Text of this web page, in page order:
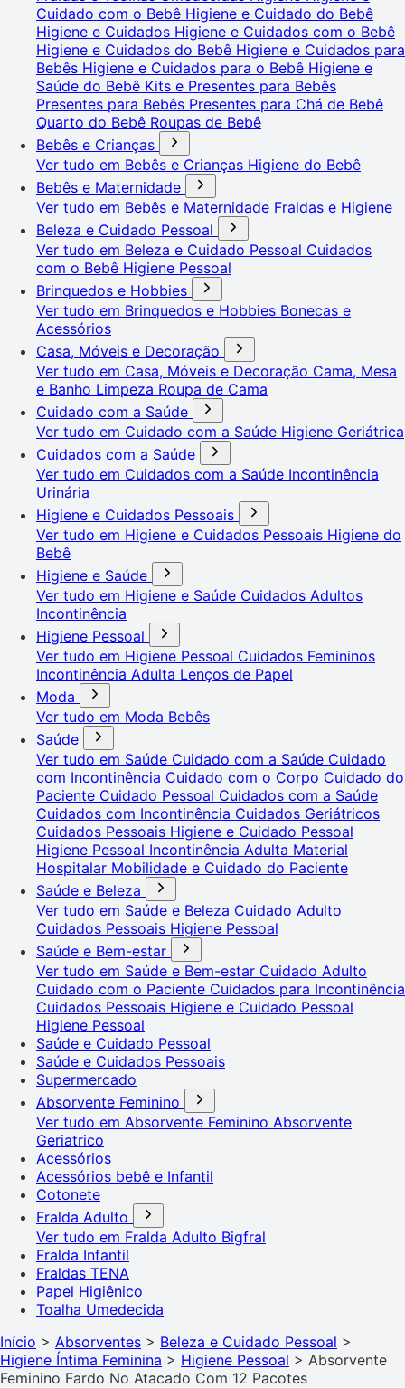
Cuidado com o Bebê Higiene e Cuidado do Bebê
Higiene e Cuidados Higiene e Cuidados com o Bebê
Higiene e Cuidados do Bebê Higiene e Cuidados para
Bebês Higiene e Cuidados para o Bebê Higiene e
Saúde do Bebê Kits e Presentes para Bebês
Presentes para Bebês Presentes para Chá de Bebê
Quarto do Bebê Roupas de Bebê
Bebês e Crianças
Ver tudo em Bebês e Crianças Higiene do Bebê
Bebês e Maternidade
Ver tudo em Bebês e Maternidade Fraldas e Higiene
Beleza e Cuidado Pessoal
Ver tudo em Beleza e Cuidado Pessoal Cuidados
com o Bebê Higiene Pessoal
Brinquedos e Hobbies
Ver tudo em Brinquedos e Hobbies Bonecas e
Acessórios
Casa, Móveis e Decoração
Ver tudo em Casa, Móveis e Decoração Cama, Mesa
e Banho Limpeza Roupa de Cama
Cuidado com a Saúde
Ver tudo em Cuidado com a Saúde Higiene Geriátrica
Cuidados com a Saúde
Ver tudo em Cuidados com a Saúde Incontinência
Urinária
Higiene e Cuidados Pessoais
Ver tudo em Higiene e Cuidados Pessoais Higiene do
Bebê
Higiene e Saúde
Ver tudo em Higiene e Saúde Cuidados Adultos
Incontinência
Higiene Pessoal
Ver tudo em Higiene Pessoal Cuidados Femininos
Incontinência Adulta Lenços de Papel
Moda
Ver tudo em Moda Bebês
Saúde
Ver tudo em Saúde Cuidado com a Saúde Cuidado
com Incontinência Cuidado com o Corpo Cuidado do
Paciente Cuidado Pessoal Cuidados com a Saúde
Cuidados com Incontinência Cuidados Geriátricos
Cuidados Pessoais Higiene e Cuidado Pessoal
Higiene Pessoal Incontinência Adulta Material
Hospitalar Mobilidade e Cuidado do Paciente
Saúde e Beleza
Ver tudo em Saúde e Beleza Cuidado Adulto
Cuidados Pessoais Higiene Pessoal
Saúde e Bem-estar
Ver tudo em Saúde e Bem-estar Cuidado Adulto
Cuidado com o Paciente Cuidados para Incontinência
Cuidados Pessoais Higiene e Cuidado Pessoal
Higiene Pessoal
Saúde e Cuidado Pessoal
Saúde e Cuidados Pessoais
Supermercado
Absorvente Feminino
Ver tudo em Absorvente Feminino Absorvente
Geriatrico
Acessórios
Acessórios bebê e Infantil
Cotonete
Fralda Adulto
Ver tudo em Fralda Adulto Bigfral
Fralda Infantil
Fraldas TENA
Papel Higiênico
Toalha Umedecida
Início > Absorventes > Beleza e Cuidado Pessoal >
Higiene Íntima Feminina > Higiene Pessoal > Absorvente
Feminino Fardo No Atacado Com 12 Pacotes